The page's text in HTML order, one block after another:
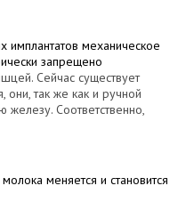
имплантатов механическое
запрещено
Сейчас существует
они, так же как и ручной
железу. Соответственно,
меняется и становится